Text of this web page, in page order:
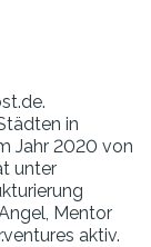
in
Jahr 2020 von
unter
Mentor
aktiv.